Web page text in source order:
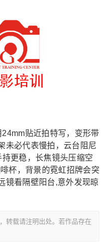
贴近拍特写，变形带
未必代表慢拍，云台阻尼
更稳，长焦镜头压缩空
杯，背景的霓虹招牌会突
看隔壁阳台,意外发现晾
转载请注明出处。若作品存在